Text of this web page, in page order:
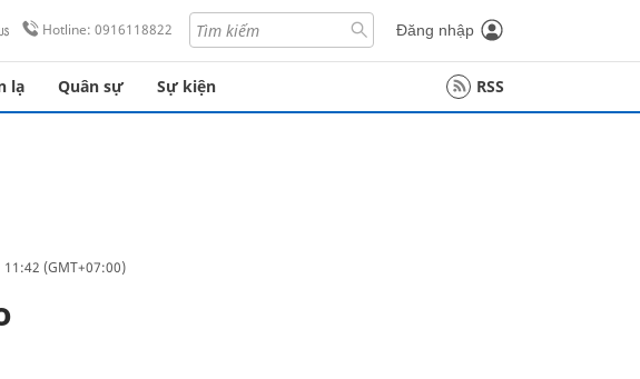
Hotline: 0916118822 Đăng nhập
lạ Quân sự Sự kiện RSS
(GMT+07:00)